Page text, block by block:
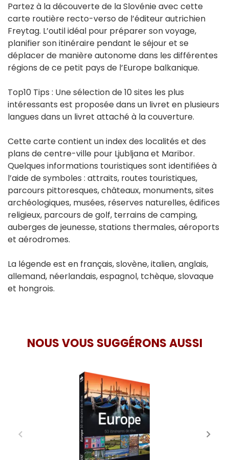
Partez à la découverte de la Slovénie avec cette
carte routière recto-verso de l’éditeur autrichien
Freytag. L’outil idéal pour préparer son voyage,
planifier son itinéraire pendant le séjour et se
déplacer de manière autonome dans les différentes
régions de ce petit pays de l’Europe balkanique.
Top10 Tips : Une sélection de 10 sites les plus
intéressants est proposée dans un livret en plusieurs
langues dans un livret attaché à la couverture.
Cette carte contient un index des localités et des
plans de centre-ville pour Ljubljana et Maribor.
Quelques informations touristiques sont identifiées à
l’aide de symboles : attraits, routes touristiques,
parcours pittoresques, châteaux, monuments, sites
archéologiques, musées, réserves naturelles, édifices
religieux, parcours de golf, terrains de camping,
auberges de jeunesse, stations thermales, aéroports
et aérodromes.
La légende est en français, slovène, italien, anglais,
allemand, néerlandais, espagnol, tchèque, slovaque
et hongrois.
NOUS VOUS SUGGÉRONS AUSSI